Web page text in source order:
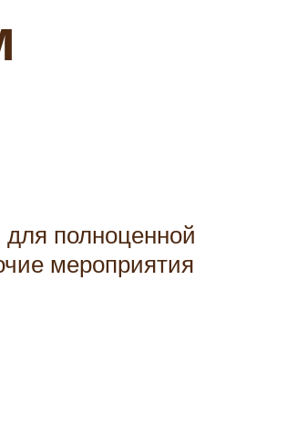
полноценной
мероприятия